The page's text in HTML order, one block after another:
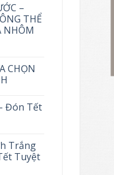
–
THỂ
NHÔM
CHỌN
Đón Tết
Trắng
Tuyệt